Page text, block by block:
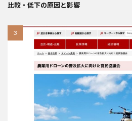
比較・低下の原因と影響